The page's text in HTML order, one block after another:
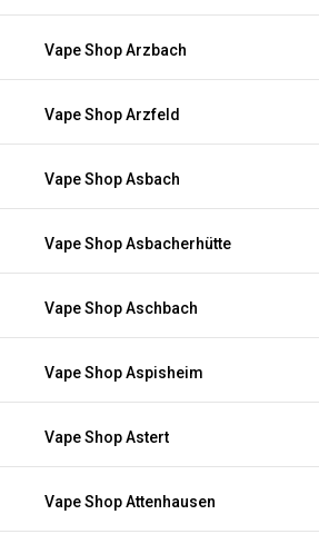
Vape Shop Arzbach
Vape Shop Arzfeld
Vape Shop Asbach
Vape Shop Asbacherhütte
Vape Shop Aschbach
Vape Shop Aspisheim
Vape Shop Astert
Vape Shop Attenhausen